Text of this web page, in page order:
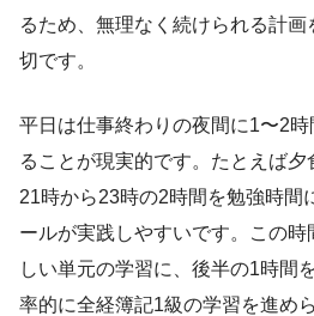
るため、無理なく続けられる計
切です。
平日は仕事終わりの夜間に1〜2
ることが現実的です。たとえば
21時から23時の2時間を勉強時間
ールが実践しやすいです。この
しい単元の学習に、後半の1時間
率的に全経簿記1級の学習を進め